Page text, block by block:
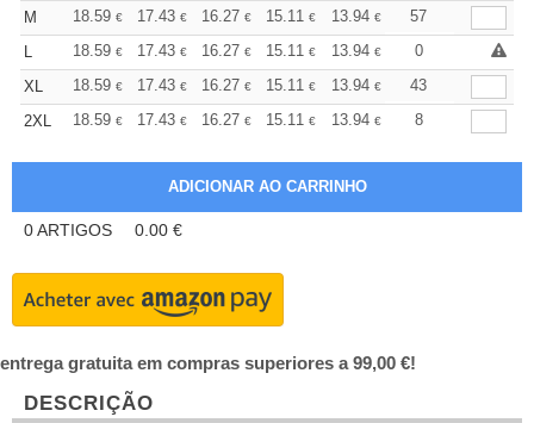
M
18.59 € 17.43 € 16.27 € 15.11 € 13.94 € 13.37
57
L
18.59 € 17.43 € 16.27 € 15.11 € 13.94 € 13.37
0
XL
18.59 € 17.43 € 16.27 € 15.11 € 13.94 € 13.37
43
2XL
18.59 € 17.43 € 16.27 € 15.11 € 13.94 € 13.37
8
0ARTIGOS 0.00 €
entrega gratuita em compras superiores a 99,00 €!
DESCRIÇÃO